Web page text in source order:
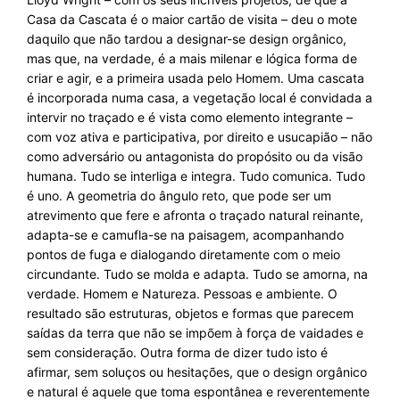
Casa da Cascata é o maior cartão de visita – deu o mote
daquilo que não tardou a designar-se design orgânico,
mas que, na verdade, é a mais milenar e lógica forma de
criar e agir, e a primeira usada pelo Homem. Uma cascata
é incorporada numa casa, a vegetação local é convidada a
intervir no traçado e é vista como elemento integrante –
com voz ativa e participativa, por direito e usucapião – não
como adversário ou antagonista do propósito ou da visão
humana. Tudo se interliga e integra. Tudo comunica. Tudo
é uno. A geometria do ângulo reto, que pode ser um
atrevimento que fere e afronta o traçado natural reinante,
adapta-se e camufla-se na paisagem, acompanhando
pontos de fuga e dialogando diretamente com o meio
circundante. Tudo se molda e adapta. Tudo se amorna, na
verdade. Homem e Natureza. Pessoas e ambiente. O
resultado são estruturas, objetos e formas que parecem
saídas da terra que não se impõem à força de vaidades e
sem consideração. Outra forma de dizer tudo isto é
afirmar, sem soluços ou hesitações, que o design orgânico
e natural é aquele que toma espontânea e reverentemente